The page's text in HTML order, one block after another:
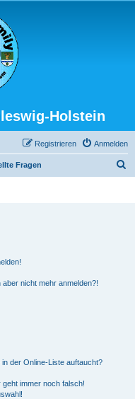
Holstein
Anmelden
Registrieren
Fragen
nicht mehr anmelden?!
der Online-Liste auftaucht?
immer noch falsch!